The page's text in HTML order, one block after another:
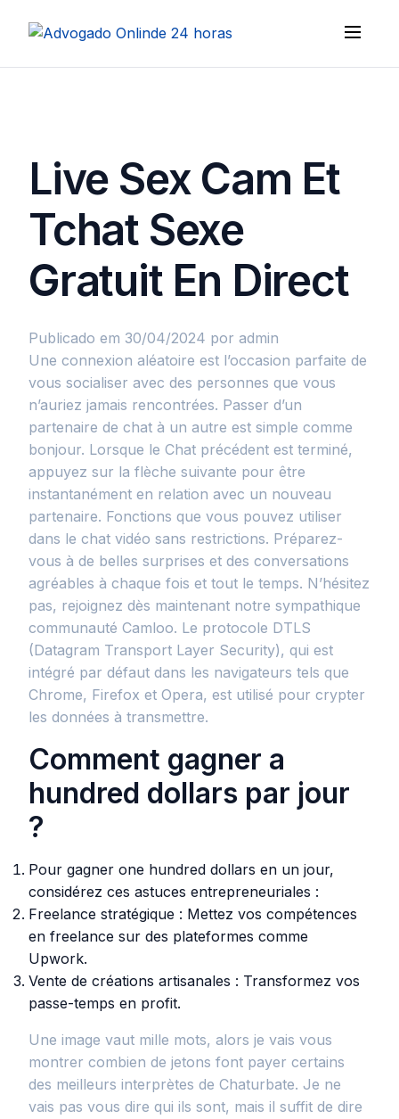
Live Sex Cam Et
Tchat Sexe
Gratuit En Direct
Publicado em 30/04/2024 por admin
Une connexion aléatoire est l’occasion parfaite de
vous socialiser avec des personnes que vous
n’auriez jamais rencontrées. Passer d’un
partenaire de chat à un autre est simple comme
bonjour. Lorsque le Chat précédent est terminé,
appuyez sur la flèche suivante pour être
instantanément en relation avec un nouveau
partenaire. Fonctions que vous pouvez utiliser
dans le chat vidéo sans restrictions. Préparez-
vous à de belles surprises et des conversations
agréables à chaque fois et tout le temps. N’hésitez
pas, rejoignez dès maintenant notre sympathique
communauté Camloo. Le protocole DTLS
(Datagram Transport Layer Security), qui est
intégré par défaut dans les navigateurs tels que
Chrome, Firefox et Opera, est utilisé pour crypter
les données à transmettre.
Comment gagner a
hundred dollars par jour
?
Pour gagner one hundred dollars en un jour,
considérez ces astuces entrepreneuriales :
Freelance stratégique : Mettez vos compétences
en freelance sur des plateformes comme
Upwork.
Vente de créations artisanales : Transformez vos
passe-temps en profit.
Une image vaut mille mots, alors je vais vous
montrer combien de jetons font payer certains
des meilleurs interprètes de Chaturbate. Je ne
vais pas vous dire qui ils sont, mais il suffit de dire